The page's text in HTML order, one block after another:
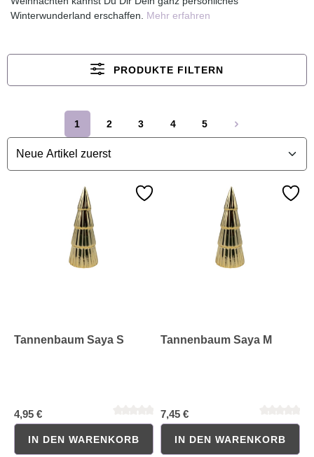
Winterwunderland erschaffen. Mehr erfahren
PRODUKTE FILTERN
Seite
1
Seite
2
Seite
3
Seite
4
Seite
5
Tannenbaum Saya S
4,95 €
IN DEN WARENKORB
Tannenbaum Saya M
7,45 €
IN DEN WARENKORB